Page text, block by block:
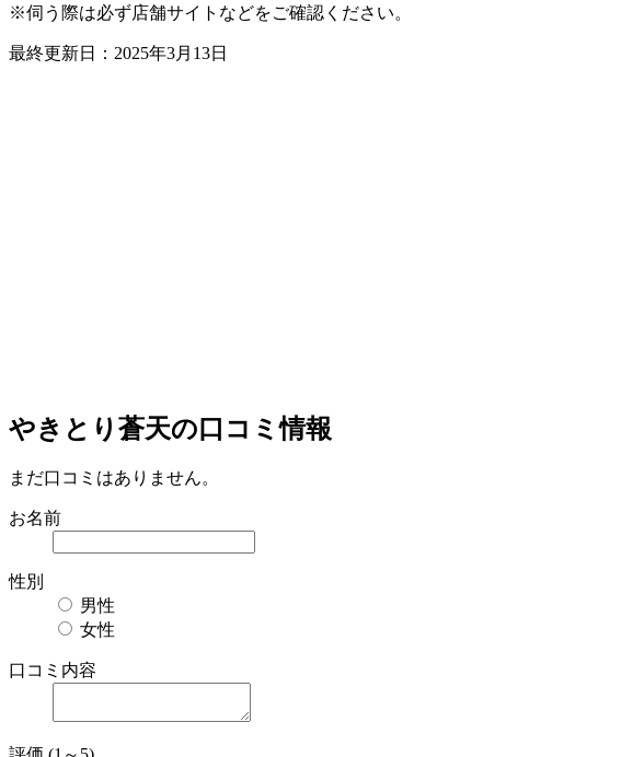
※伺う際は必ず店舗サイトなどをご確認ください。
最終更新日：2025年3月13日
やきとり蒼天の口コミ情報
まだ口コミはありません。
お名前
性別
男性
女性
口コミ内容